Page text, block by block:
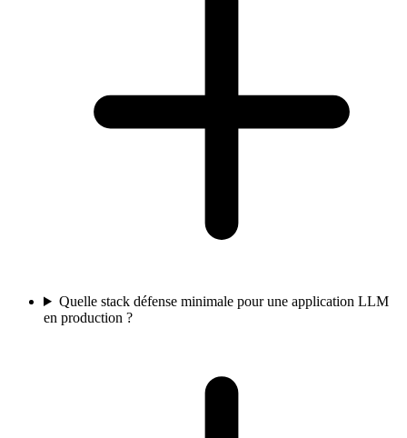
Quelle stack défense minimale pour une application LLM
en production ?